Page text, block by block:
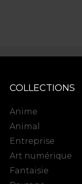
COLLECTIONS
Anime
Animal
Entreprise
Art numérique
Fantaisie